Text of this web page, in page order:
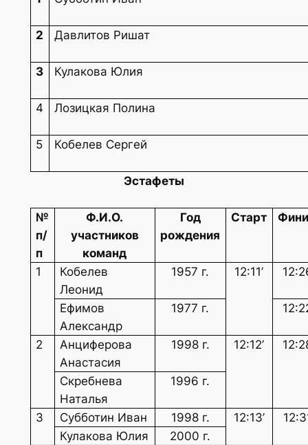
2 Давлитов Ришат
3 Кулакова Юлия
4 Лозицкая Полина
5 Кобелев Сергей
Эстафеты
№
п/
п
Ф.И.О.
участников
команд
Год
рождения
Старт
1
Кобелев
Леонид
1957 г. 12:11’
Ефимов
Александр
1977 г.
2
Анциферова
Анастасия
1998 г. 12:12’
Скребнева
Наталья
1996 г.
3 Субботин Иван 1998 г. 12:13’
Кулакова Юлия
2000 г.